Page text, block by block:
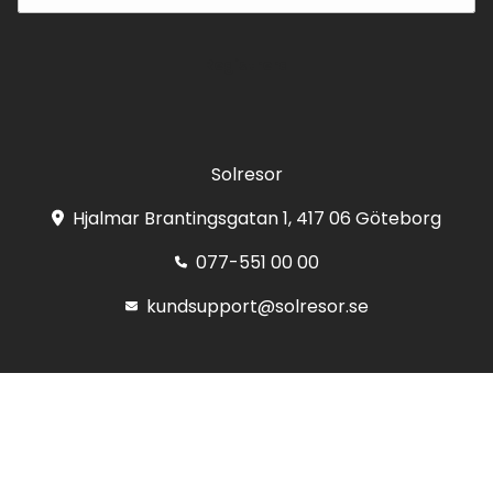
Solresor
Hjalmar Brantingsgatan 1, 417 06 Göteborg
077-551 00 00
kundsupport@solresor.se